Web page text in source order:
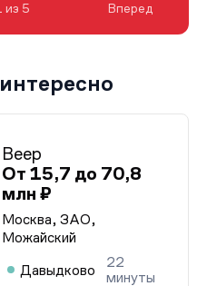
из 5 Вперед
Веер
От 15,7 до 70,8
млн ₽
Москва, ЗАО,
Можайский
Давыдково
22
минуты